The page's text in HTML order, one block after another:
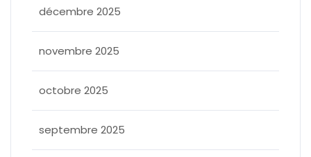
décembre 2025
novembre 2025
octobre 2025
septembre 2025